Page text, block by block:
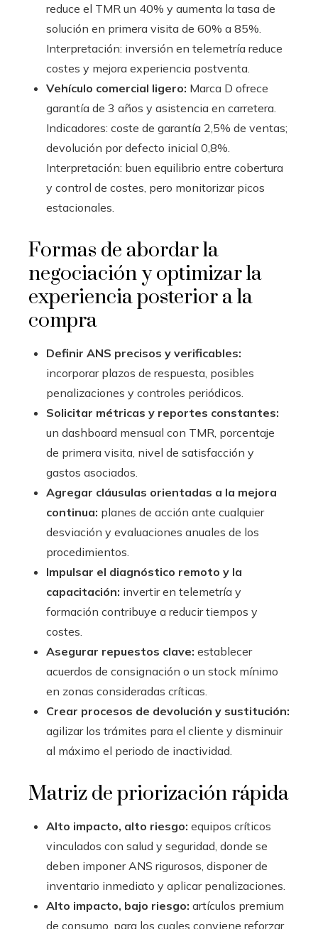
reduce el TMR un 40% y aumenta la tasa de
solución en primera visita de 60% a 85%.
Interpretación: inversión en telemetría reduce
costes y mejora experiencia postventa.
Vehículo comercial ligero: Marca D ofrece
garantía de 3 años y asistencia en carretera.
Indicadores: coste de garantía 2,5% de ventas;
devolución por defecto inicial 0,8%.
Interpretación: buen equilibrio entre cobertura
y control de costes, pero monitorizar picos
estacionales.
Formas de abordar la
negociación y optimizar la
experiencia posterior a la
compra
Definir ANS precisos y verificables:
incorporar plazos de respuesta, posibles
penalizaciones y controles periódicos.
Solicitar métricas y reportes constantes:
un dashboard mensual con TMR, porcentaje
de primera visita, nivel de satisfacción y
gastos asociados.
Agregar cláusulas orientadas a la mejora
continua: planes de acción ante cualquier
desviación y evaluaciones anuales de los
procedimientos.
Impulsar el diagnóstico remoto y la
capacitación: invertir en telemetría y
formación contribuye a reducir tiempos y
costes.
Asegurar repuestos clave: establecer
acuerdos de consignación o un stock mínimo
en zonas consideradas críticas.
Crear procesos de devolución y sustitución:
agilizar los trámites para el cliente y disminuir
al máximo el periodo de inactividad.
Matriz de priorización rápida
Alto impacto, alto riesgo: equipos críticos
vinculados con salud y seguridad, donde se
deben imponer ANS rigurosos, disponer de
inventario inmediato y aplicar penalizaciones.
Alto impacto, bajo riesgo: artículos premium
de consumo, para los cuales conviene reforzar